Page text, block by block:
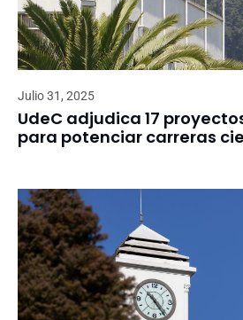
Julio 31, 2025
UdeC adjudica 17
para potenciar carreras